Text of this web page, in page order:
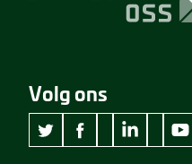
Volg ons
twitter Museum Jan
facebook
wikipedia
linkedin